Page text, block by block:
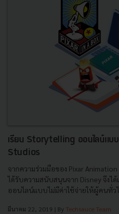
เรียน Storytelling ออนไลน์แ
Studios
จากความร่วมมือของ Pixar
ได้รับความสนับสนุนจาก Disney จึงได้เ
ออนไลน์แบบไม่มีค่าใช้จ่ายให้ผู้คนทั่วไป
มีนาคม 22, 2019 | By Techsauce Team